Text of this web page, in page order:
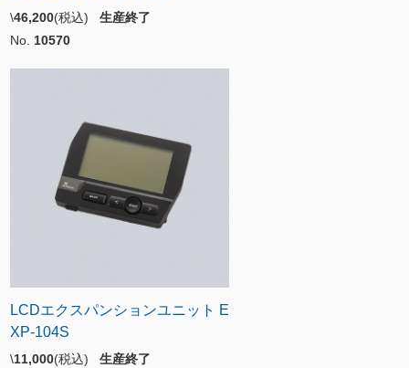
\46,200(税込) 生産終了
No. 10570
LCDエクスパンションユニット E
XP-104S
\11,000(税込) 生産終了